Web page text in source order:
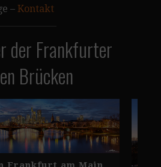
– Kontakt
der Frankfurter
Brücken